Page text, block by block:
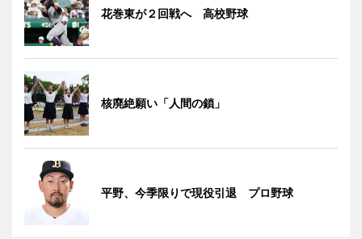
花巻東が２回戦へ 高校野球
核廃絶願い「人間の鎖」
平野、今季限りで現役引退 プロ野球